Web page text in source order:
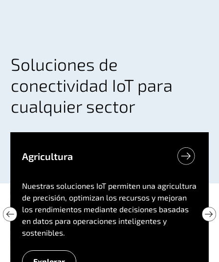
Soluciones de
conectividad IoT para
cualquier sector
Agricultura
Nuestras soluciones IoT permiten una agricultura
de precisión, optimizan los recursos y mejoran
los rendimientos mediante decisiones basadas
en datos para operaciones inteligentes y
sostenibles.